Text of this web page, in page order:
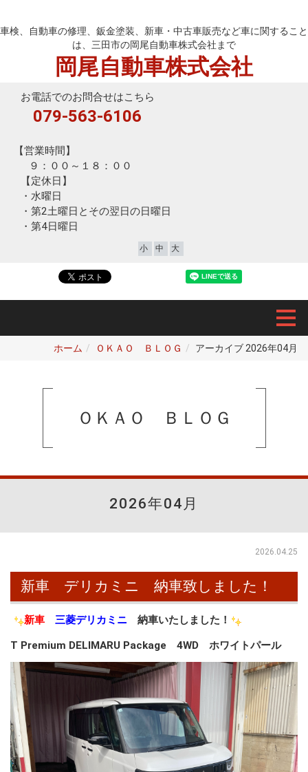
車検、自動車の修理、鈑金塗装、新車・中古車販売など車に関すること
は、三田市の岡尾自動車株式会社まで
岡尾自動車株式会社
お電話でのお問合せはこちら
079-563-6106
【営業時間】
９：００～１８：００
【定休日】
・水曜日
・第2土曜日とその翌日の日曜日
・第4日曜日
小 中 大
ホーム ＯＫＡＯ ＢＬＯＧ アーカイブ 2026年04月
ＯＫＡＯ ＢＬＯＧ
2026年04月
2026.04.25
新車 デリカミニ 納車致しました！
新車 三菱デリカミニ 納車いたしました！
T Premium DELIMARU Package 4WD ホワイトパール